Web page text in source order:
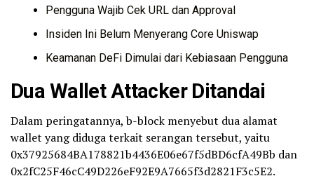
Pengguna Wajib Cek URL dan Approval
Insiden Ini Belum Menyerang Core Uniswap
Keamanan DeFi Dimulai dari Kebiasaan Pengguna
Dua Wallet Attacker Ditandai
Dalam peringatannya, b-block menyebut dua alamat
wallet yang diduga terkait serangan tersebut, yaitu
0x37925684BA178821b4436E06e67f5dBD6cfA49Bb dan
0x2fC25F46cC49D226eF92E9A7665f3d2821F3c5E2.